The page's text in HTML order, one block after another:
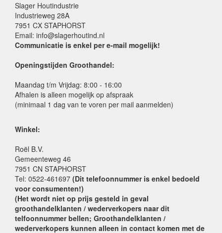
Slager Houtindustrie
Industrieweg 28A
7951 CX STAPHORST
Email: info@slagerhoutind.nl
Communicatie is enkel per e-mail mogelijk!
Openingstijden Groothandel:
Maandag t/m Vrijdag: 8:00 - 16:00
Afhalen is alleen mogelijk op afspraak
(minimaal 1 dag van te voren per mail aanmelden)
Winkel:
Roël B.V.
Gemeenteweg 46
7951 CN STAPHORST
Tel: 0522-461697 (Dit telefoonnummer is enkel bedoeld
voor consumenten!)
(Het wordt niet op prijs gesteld in geval
groothandelklanten / wederverkopers naar dit
telfoonnummer bellen; Groothandelklanten /
wederverkopers kunnen alleen in contact komen met de